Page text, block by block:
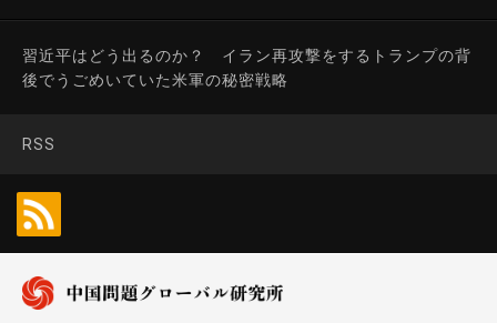
習近平はどう出るのか？ イラン再攻撃をするトランプの背
後でうごめいていた米軍の秘密戦略
RSS